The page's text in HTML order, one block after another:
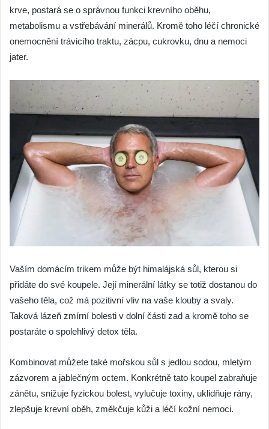
krve, postará se o správnou funkci krevního oběhu,
metabolismu a vstřebávání minerálů. Kromě toho léčí chronické
onemocnění trávicího traktu, zácpu, cukrovku, dnu a nemoci
jater.
Vaším domácím trikem může být himalájská sůl, kterou si
přidáte do své koupele. Její minerální látky se totiž dostanou do
vašeho těla, což má pozitivní vliv na vaše klouby a svaly.
Taková lázeň zmírní bolesti v dolní části zad a kromě toho se
postaráte o spolehlivý detox těla.
Kombinovat můžete také mořskou sůl s jedlou sodou, mletým
zázvorem a jablečným octem. Konkrétně tato koupel zabraňuje
zánětu, snižuje fyzickou bolest, vylučuje toxiny, uklidňuje rány,
zlepšuje krevní oběh, změkčuje kůži a léčí kožní nemoci.